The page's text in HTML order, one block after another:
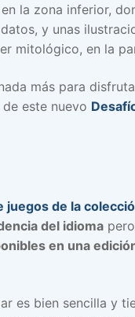
la zona inferior,
y unas
mitológico, en la
más para
este nuevo
juegos de la
del idioma
en una
es bien sencilla y